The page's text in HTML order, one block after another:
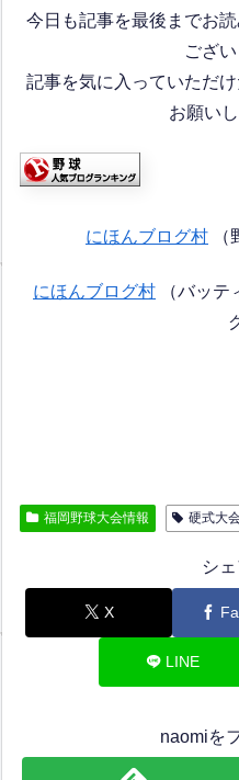
今日も記事を最後までお
ござい
記事を気に入っていただ
お願い
にほんブログ村 （
にほんブログ村 （バッテ
福岡野球大会情報 硬式大
シ
X
LINE
naomiを